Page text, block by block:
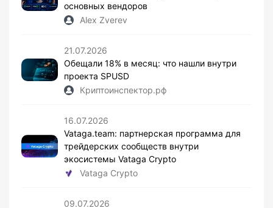
основных вендоров
Alex Zverev
21.07.2026
Обещали 18% в месяц: что нашли внутри
проекта SPUSD
Криптоинспектор.рф
16.07.2026
Vataga.team: партнерская программа для
трейдерских сообществ внутри
экосистемы Vataga Crypto
Vataga Crypto
09.07.2026